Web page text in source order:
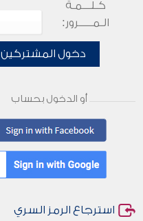
كـلـــمـة
الـمـــــرور:
دخول المشتركين
أو الدخول بحساب
استرجاع الرمز السري